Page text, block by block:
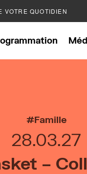
VOTRE QUOTIDIEN
Famille
28.03.27
–